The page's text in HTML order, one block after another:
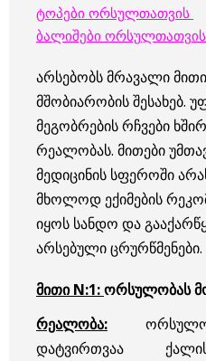
ტოპები ორსულთათვის
ბალიშები ორსულთათვის
არსებობს მრავალი
მშობიარობის შესახებ.
მეგობრების რჩვები
რეალობას. მითები
მედიცინის სფეროში
მხოლოდ ექიმების
იყოს სანდო და
არსებული ცრურწმენები.
მითი N:1:ორსულობას
რეალობა:
დატვირთვაა